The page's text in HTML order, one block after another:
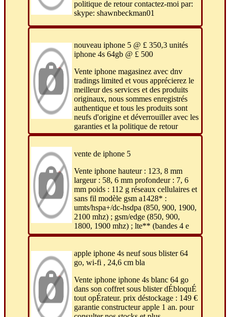
politique de retour contactez-moi par:
skype: shawnbeckman01
nouveau iphone 5 @ £ 350,3 unités
iphone 4s 64gb @ £ 500
Vente iphone magasinez avec dnv
tradings limited et vous apprécierez le
meilleur des services et des produits
originaux, nous sommes enregistrés
authentique et tous les produits sont
neufs d'origine et déverrouiller avec les
garanties et la politique de retour
vente de iphone 5
Vente iphone hauteur : 123, 8 mm
largeur : 58, 6 mm profondeur : 7, 6
mm poids : 112 g réseaux cellulaires et
sans fil modèle gsm a1428* :
umts/hspa+/dc-hsdpa (850, 900, 1900,
2100 mhz) ; gsm/edge (850, 900,
1800, 1900 mhz) ; lte** (bandes 4 e
apple iphone 4s neuf sous blister 64
go, wi-fi , 24,6 cm bla
Vente iphone iphone 4s blanc 64 go
dans son coffret sous blister dÉbloquÉ
tout opÉrateur. prix déstockage : 149 €
garantie constructeur apple 1 an. pour